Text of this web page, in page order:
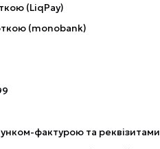
(LiqPay)
(monobank)
фактурою та реквізитами